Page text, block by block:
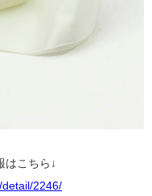
はこちら↓
2246/